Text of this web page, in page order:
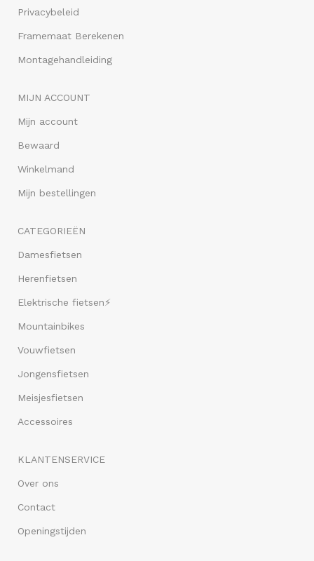
Privacybeleid
Framemaat Berekenen
Montagehandleiding
MIJN ACCOUNT
Mijn account
Bewaard
Winkelmand
Mijn bestellingen
CATEGORIEËN
Damesfietsen
Herenfietsen
Elektrische fietsen⚡
Mountainbikes
Vouwfietsen
Jongensfietsen
Meisjesfietsen
Accessoires
KLANTENSERVICE
Over ons
Contact
Openingstijden